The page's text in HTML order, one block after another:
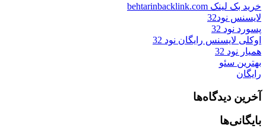
خرید بک لینک behtarinbacklink.com
لایسنس نود32
پسورد نود 32
اوکلی لایسنس رایگان نود 32
همیار نود 32
بهترین سئو
رایگان
آخرین دیدگاه‌ها
بایگانی‌ها